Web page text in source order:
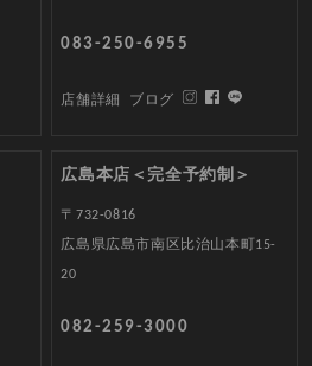
083-250-6955
店舗詳細 ブログ
広島本店＜完全予約制＞
〒732-0816
広島県広島市南区比治山本町15-
20
082-259-3000